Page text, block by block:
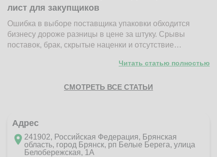
лист для закупщиков
Ошибка в выборе поставщика упаковки обходится
бизнесу дороже разницы в цене за штуку. Срывы
поставок, брак, скрытые наценки и отсутствие…
Читать статью полностью
СМОТРЕТЬ ВСЕ СТАТЬИ
Адрес
241902, Российская Федерация, Брянская
область, город Брянск, рп Белые Берега, улица
Белобережская, 1А